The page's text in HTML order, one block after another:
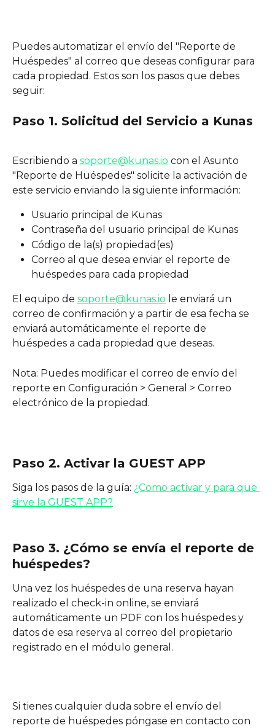
Puedes automatizar el envío del "Reporte de
Huéspedes" al correo que deseas configurar para
cada propiedad. Estos son los pasos que debes
seguir:
Paso 1. Solicitud del Servicio a Kunas
Escribiendo a soporte@kunas.io con el Asunto
"Reporte de Huéspedes" solicite la activación de
este servicio enviando la siguiente información:
Usuario principal de Kunas
Contraseña del usuario principal de Kunas
Código de la(s) propiedad(es)
Correo al que desea enviar el reporte de
huéspedes para cada propiedad
El equipo de soporte@kunas.io le enviará un
correo de confirmación y a partir de esa fecha se
enviará automáticamente el reporte de
huéspedes a cada propiedad que deseas.
Nota: Puedes modificar el correo de envío del
reporte en Configuración > General > Correo
electrónico de la propiedad.
Paso 2. Activar la GUEST APP
Siga los pasos de la guía: ¿Como activar y para que
sirve la GUEST APP?
Paso 3. ¿Cómo se envía el reporte de
huéspedes?
Una vez los huéspedes de una reserva hayan
realizado el check-in online, se enviará
automáticamente un PDF con los huéspedes y
datos de esa reserva al correo del propietario
registrado en el módulo general.
Si tienes cualquier duda sobre el envío del
reporte de huéspedes póngase en contacto con